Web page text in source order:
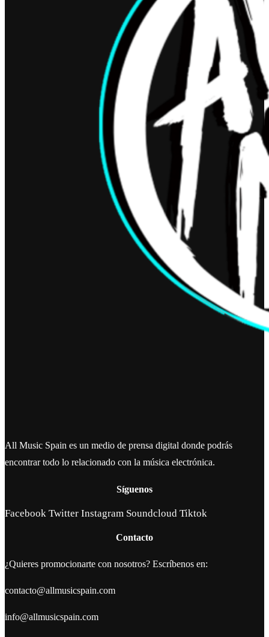
All Music Spain es un medio de prensa digital donde podrás
encontrar todo lo relacionado con la música electrónica.
Síguenos
Facebook Twitter Instagram Soundcloud Tiktok
Contacto
¿Quieres promocionarte con nosotros? Escríbenos en:
contacto@allmusicspain.com
info@allmusicspain.com